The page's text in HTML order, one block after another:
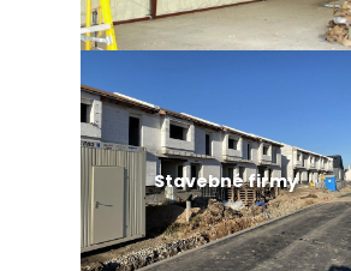
Stavebné firmy